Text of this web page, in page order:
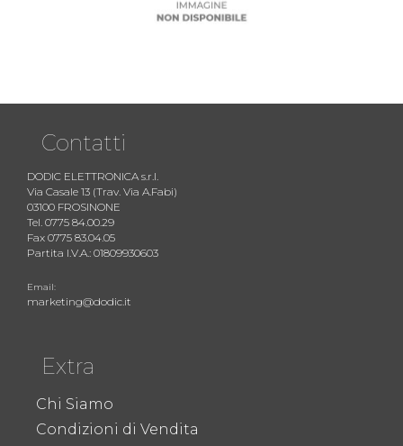
Contatti
DODIC ELETTRONICA s.r.l.
Via Casale 13 (Trav. Via A.Fabi)
03100 FROSINONE
Tel. 0775 84.00.29
Fax 0775 83.04.05
Partita I.V.A.: 01809930603
Email:
marketing@dodic.it
Extra
Chi Siamo
Condizioni di Vendita